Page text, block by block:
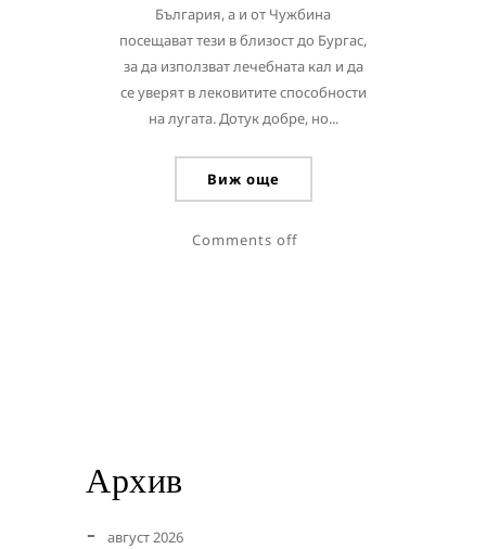
България, а и от Чужбина
посещават тези в близост до Бургас,
за да използват лечебната кал и да
се уверят в лековитите способности
на лугата. Дотук добре, но...
Виж още
Comments off
Архив
август 2026